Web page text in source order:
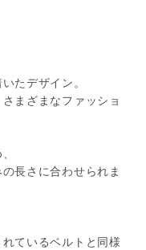
たデザイン。
まざまなファッショ
長さに合わせられま
ているベルトと同様